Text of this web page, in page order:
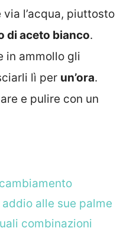
l’acqua, piuttosto
di aceto bianco.
in ammollo gli
lì per un’ora.
e pulire con un
alle sue palme
combinazioni